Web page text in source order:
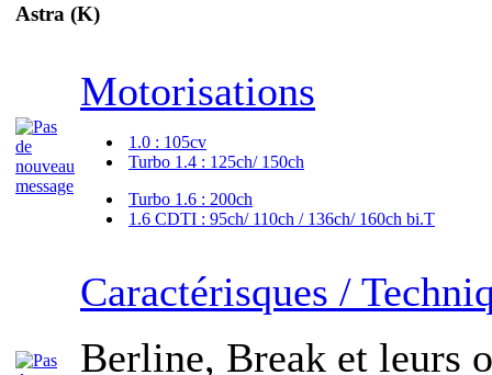
Astra (K)
Motorisations
1.0 : 105cv
Turbo 1.4 : 125ch/ 150ch
Turbo 1.6 : 200ch
1.6 CDTI : 95ch/ 110ch / 136ch/ 160ch bi.T
Caractérisques /
Berline, Break et leurs